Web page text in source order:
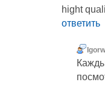
hight
ответить